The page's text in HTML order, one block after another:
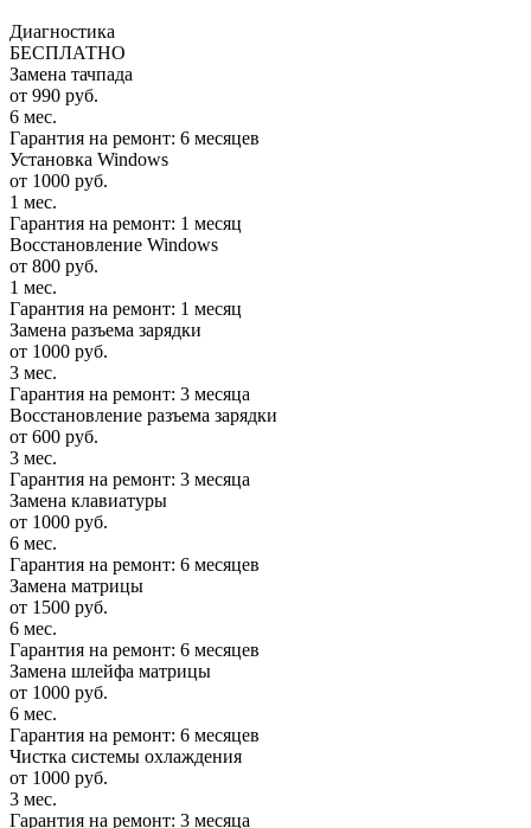
Диагностика
БЕСПЛАТНО
Замена тачпада
от 990 руб.
6 мес.
Гарантия на ремонт: 6 месяцев
Установка Windows
от 1000 руб.
1 мес.
Гарантия на ремонт: 1 месяц
Восстановление Windows
от 800 руб.
1 мес.
Гарантия на ремонт: 1 месяц
Замена разъема зарядки
от 1000 руб.
3 мес.
Гарантия на ремонт: 3 месяца
Восстановление разъема зарядки
от 600 руб.
3 мес.
Гарантия на ремонт: 3 месяца
Замена клавиатуры
от 1000 руб.
6 мес.
Гарантия на ремонт: 6 месяцев
Замена матрицы
от 1500 руб.
6 мес.
Гарантия на ремонт: 6 месяцев
Замена шлейфа матрицы
от 1000 руб.
6 мес.
Гарантия на ремонт: 6 месяцев
Чистка системы охлаждения
от 1000 руб.
3 мес.
Гарантия на ремонт: 3 месяца